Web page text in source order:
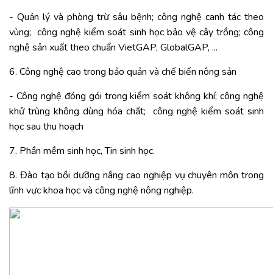
- Quản lý và phòng trừ sâu bệnh; công nghệ canh tác theo
vùng; công nghệ kiểm soát sinh học bảo vệ cây trồng; công
nghệ sản xuất theo chuẩn VietGAP, GlobalGAP, ...
6. Công nghệ cao trong bảo quản và chế biến nông sản
- Công nghệ đóng gói trong kiểm soát không khí; công nghệ
khử trùng không dùng hóa chất; công nghệ kiểm soát sinh
học sau thu hoạch
7. Phần mềm sinh học, Tin sinh học.
8. Đào tạo bồi dưỡng nâng cao nghiệp vụ chuyên môn trong
lĩnh vực khoa học và công nghệ nông nghiệp.